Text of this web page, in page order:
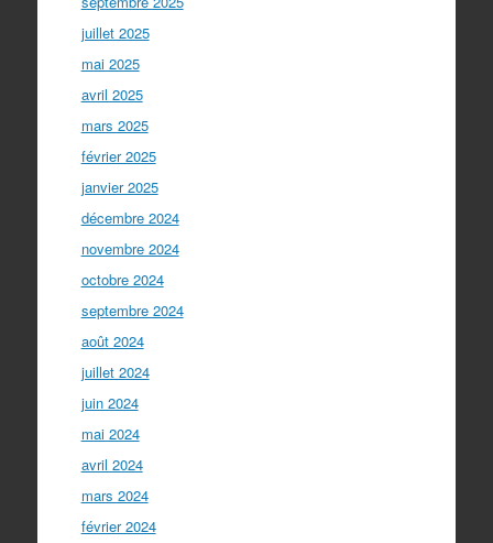
juillet 2025
mai 2025
avril 2025
mars 2025
février 2025
janvier 2025
décembre 2024
novembre 2024
octobre 2024
septembre 2024
août 2024
juillet 2024
juin 2024
mai 2024
avril 2024
mars 2024
février 2024